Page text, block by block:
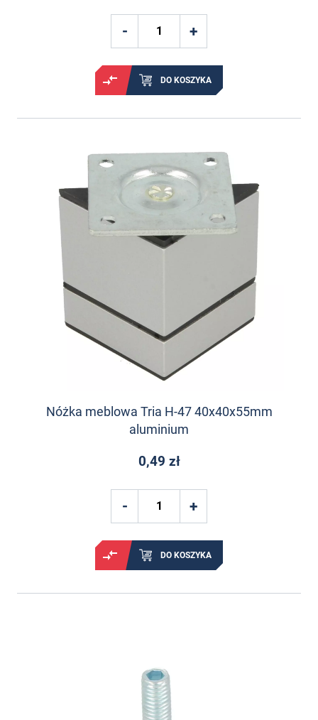
DO KOSZYKA
Nóżka meblowa Tria H-47 40x40x55mm
aluminium
0,49 zł
DO KOSZYKA